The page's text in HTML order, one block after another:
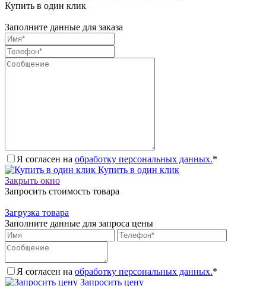
Купить в один клик
Заполните данные для заказа
Я согласен на обработку персональных данных.*
Купить в один клик
Закрыть окно
Запросить стоимость товара
Загрузка товара
Заполните данные для запроса цены
Я согласен на обработку персональных данных.*
Запросить цену